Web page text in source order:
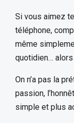
Si vous aimez
téléphone,
même
quotidien…
On n’a pas la
passion,
simple et plus